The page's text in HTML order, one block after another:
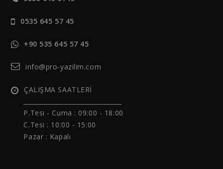
0535 645 57 45
+90 535 645 57 45
info@pro-yazilim.com
ÇALIŞMA SAATLERİ
P.Tesi - Cuma : 09:00 - 18:00
C.Tesi : 10:00 - 15:00
Pazar : Kapalı